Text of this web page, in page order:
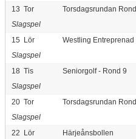
13 Tor
Torsdagsrundan
Slagspel
15
Lör
Westling Entreprenad
Slagspel
18 Tis
Seniorgolf - Rond 9
Slagspel
20 Tor
Torsdagsrundan
Slagspel
22
Lör
Härjeånsbollen